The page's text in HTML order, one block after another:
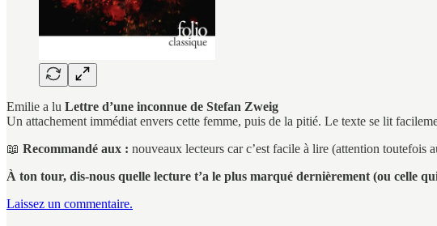
Emilie a lu Lettre d’une inconnue de Stefan Zweig
Un attachement immédiat envers cette femme, puis de la pitié. Le texte se lit
📖 Recommandé aux : nouveaux lecteurs car c’est facile à lire (attention toutefois
À ton tour, dis-nous quelle lecture t’a le plus marqué dernièrement (ou celle
Laissez un commentaire.